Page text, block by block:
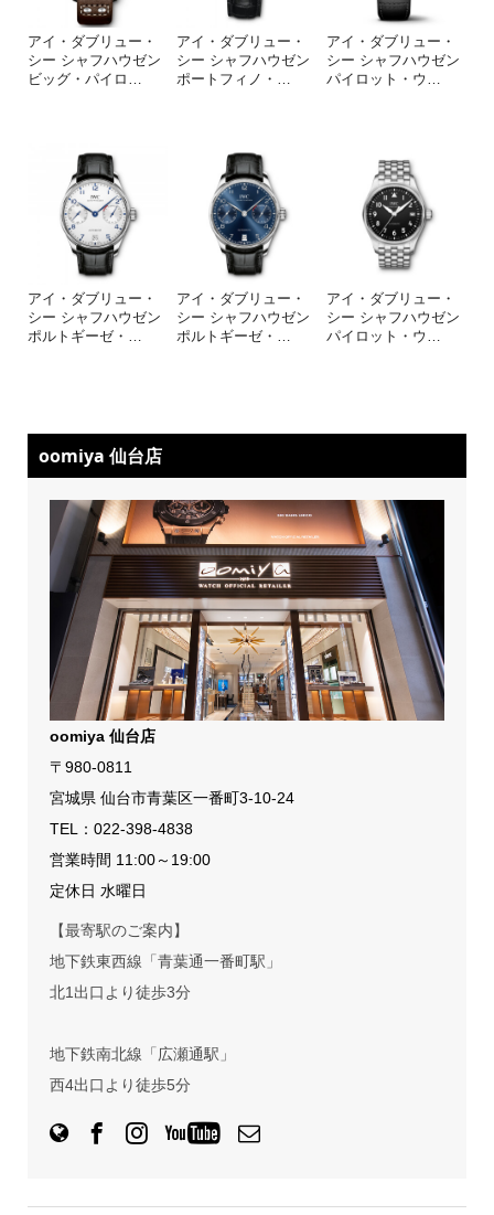
アイ・ダブリュー・
シー シャフハウゼン
ビッグ・パイロ …
アイ・ダブリュー・
シー シャフハウゼン
ポートフィノ・ …
アイ・ダブリュー・
シー シャフハウゼン
パイロット・ウ …
アイ・ダブリュー・
シー シャフハウゼン
ポルトギーゼ・
アイ・ダブリュー・
シー シャフハウゼン
ポルトギーゼ・
アイ・ダブリュー・
シー シャフハウゼン
パイロット・ウ
oomiya 仙台店
oomiya 仙台店
〒980-0811
宮城県 仙台市青葉区一番町3-10-24
TEL： 022-398-4838
営業時間 11:00～19:00
定休日 水曜日
【最寄駅のご案内】
地下鉄東西線「青葉通一番町駅」
北1出口より徒歩3分
地下鉄南北線「広瀬通駅」
西4出口より徒歩5分